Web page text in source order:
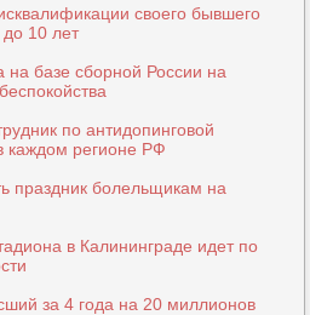
своего бывшего
10 лет
базе сборной России на
по антидопинговой
каждом регионе РФ
праздник болельщикам на
в Калининграде идет по
за 4 года на 20 миллионов